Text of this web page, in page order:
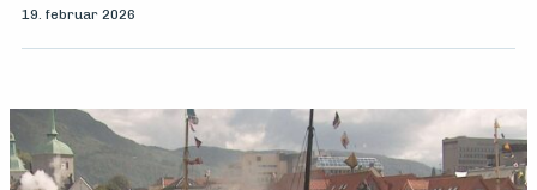
19. februar 2026